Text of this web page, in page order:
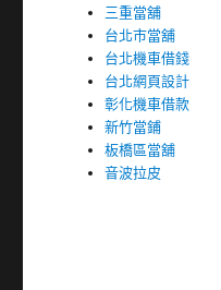
三重當舖
台北市當舖
台北機車借錢
台北網頁設計
彰化機車借款
新竹當鋪
板橋區當舖
音波拉皮